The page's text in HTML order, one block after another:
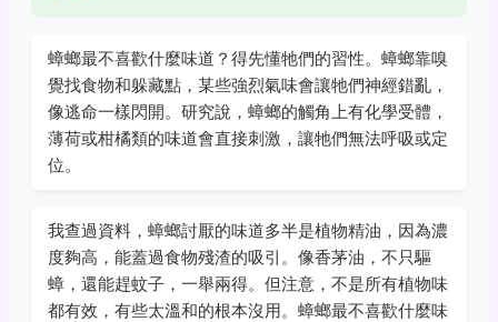
蟑螂最不喜歡什麼味道？得先懂牠們的習性。蟑螂靠嗅
覺找食物和躲藏點，某些強烈氣味會讓牠們神經錯亂，
像逃命一樣閃開。研究說，蟑螂的觸角上有化學受體，
薄荷或柑橘類的味道會直接刺激，讓牠們無法呼吸或定
位。
我查過資料，蟑螂討厭的味道多半是植物精油，因為濃
度夠高，能蓋過食物殘渣的吸引。像香茅油，不只驅
蟑，還能趕蚊子，一舉兩得。但注意，不是所有植物味
都有效，有些太溫和的根本沒用。蟑螂最不喜歡什麼味